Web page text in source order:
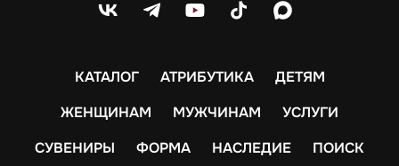
КАТАЛОГ АТРИБУТИКА
ДЕТЯМ
ЖЕНЩИНАМ
МУЖЧИНАМ
УСЛУГИ
СУВЕНИРЫ
ФОРМА НАСЛЕДИЕ ПОИСК